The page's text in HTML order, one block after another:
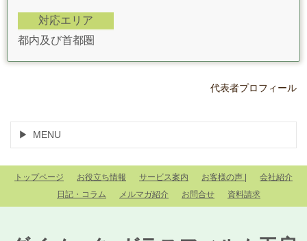
対応エリア
都内及び首都圏
代表者プロフィール
MENU
トップページ お役立ち情報 サービス案内 お客様の声 |
会社紹介
日記・コラム
メルマガ紹介 お問合せ 資料請求